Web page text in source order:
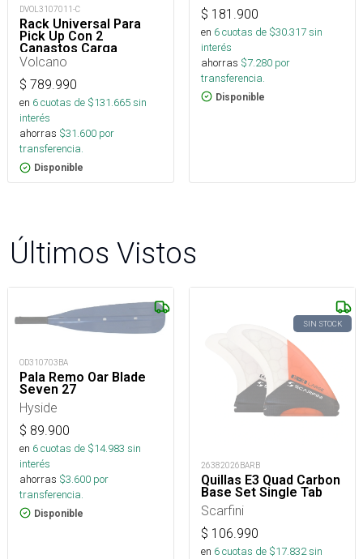
DVOL3107011-C
Rack Universal Para
Pick Up Con 2
Canastos Carga
Volcano
$ 789.990
en 6cuotas de $131.665sin
interés
ahorras $31.600 por
transferencia.
Disponible
$ 181.900
en 6cuotas de $30.317sin
interés
ahorras $7.280 por
transferencia.
Disponible
Últimos Vistos
OD310703BA
Pala Remo Oar Blade
Seven 27
Hyside
$ 89.900
en 6cuotas de $14.983 sin
interés
ahorras $3.600 por
transferencia.
Disponible
SIN STOCK
26382026BARB
Quillas E3 Quad Carbon
Base Set Single Tab
Scarfini
$ 106.990
en 6cuotas de $17.832sin